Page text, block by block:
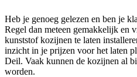
Heb je genoeg gelezen en ben je
Regel dan meteen gemakkelijk en
kunststof kozijnen te laten
inzicht in je prijzen voor het laten
Deil. Vaak kunnen de kozijnen al
worden.